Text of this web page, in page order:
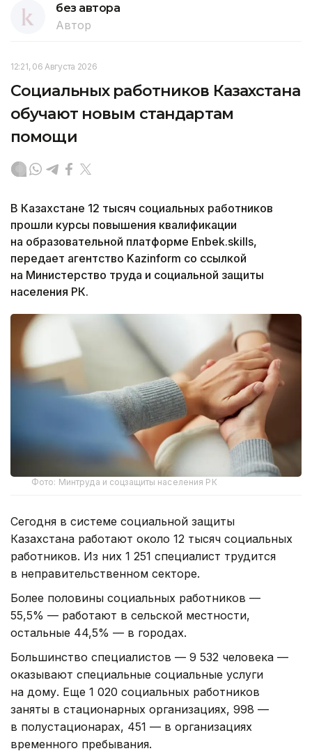
без автора
Автор
12:21, 06 Августа 2026
Социальных работников Казахстана
обучают новым стандартам
помощи
В Казахстане 12 тысяч социальных работников
прошли курсы повышения квалификации
на образовательной платформе Enbek.skills,
передает агентство Kazinform со ссылкой
на Министерство труда и социальной защиты
населения РК.
Фото: Минтруда и соцзащиты населения РК
Сегодня в системе социальной защиты
Казахстана работают около 12 тысяч социальных
работников. Из них 1 251 специалист трудится
в неправительственном секторе.
Более половины социальных работников —
55,5% — работают в сельской местности,
остальные 44,5% — в городах.
Большинство специалистов — 9 532 человека —
оказывают специальные социальные услуги
на дому. Еще 1 020 социальных работников
заняты в стационарных организациях, 998 —
в полустационарах, 451 — в организациях
временного пребывания.